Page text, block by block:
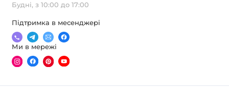
Будні, з 10:00 до 17:00
Підтримка в месенджері
Ми в мережі